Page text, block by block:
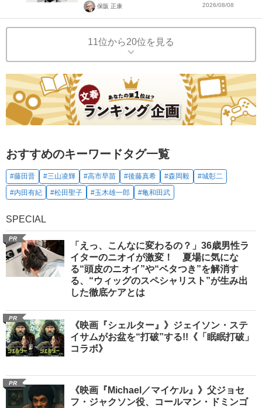
保阪 正康 2026/08/08
11位から20位を見る
おすすめのキーワードタグ一覧
#藤田晋 #三山凌輝 #高市早苗 #後藤真希 #森岡毅
#城彰二
#内田有紀
#松田聖子 #玉木雄一郎 #亀和田武
SPECIAL
PR
「えっ、こんなに変わるの？」36歳男性ラ
イターのニオイが激変！ 夏場に気にな
る“頭皮のニオイ”や“ベタつき”を解消す
る、“ウィッグのスペシャリスト”が生み出
した徹底ケアとは
PR
《映画『シェルター』》ジェイソン・ステ
イサムがお盆を“打破”する!!《「眠眠打破」
コラボ》
PR
《映画『Michael／マイケル』》父ジョセ
フ・ジャクソン役、コールマン・ドミンゴ